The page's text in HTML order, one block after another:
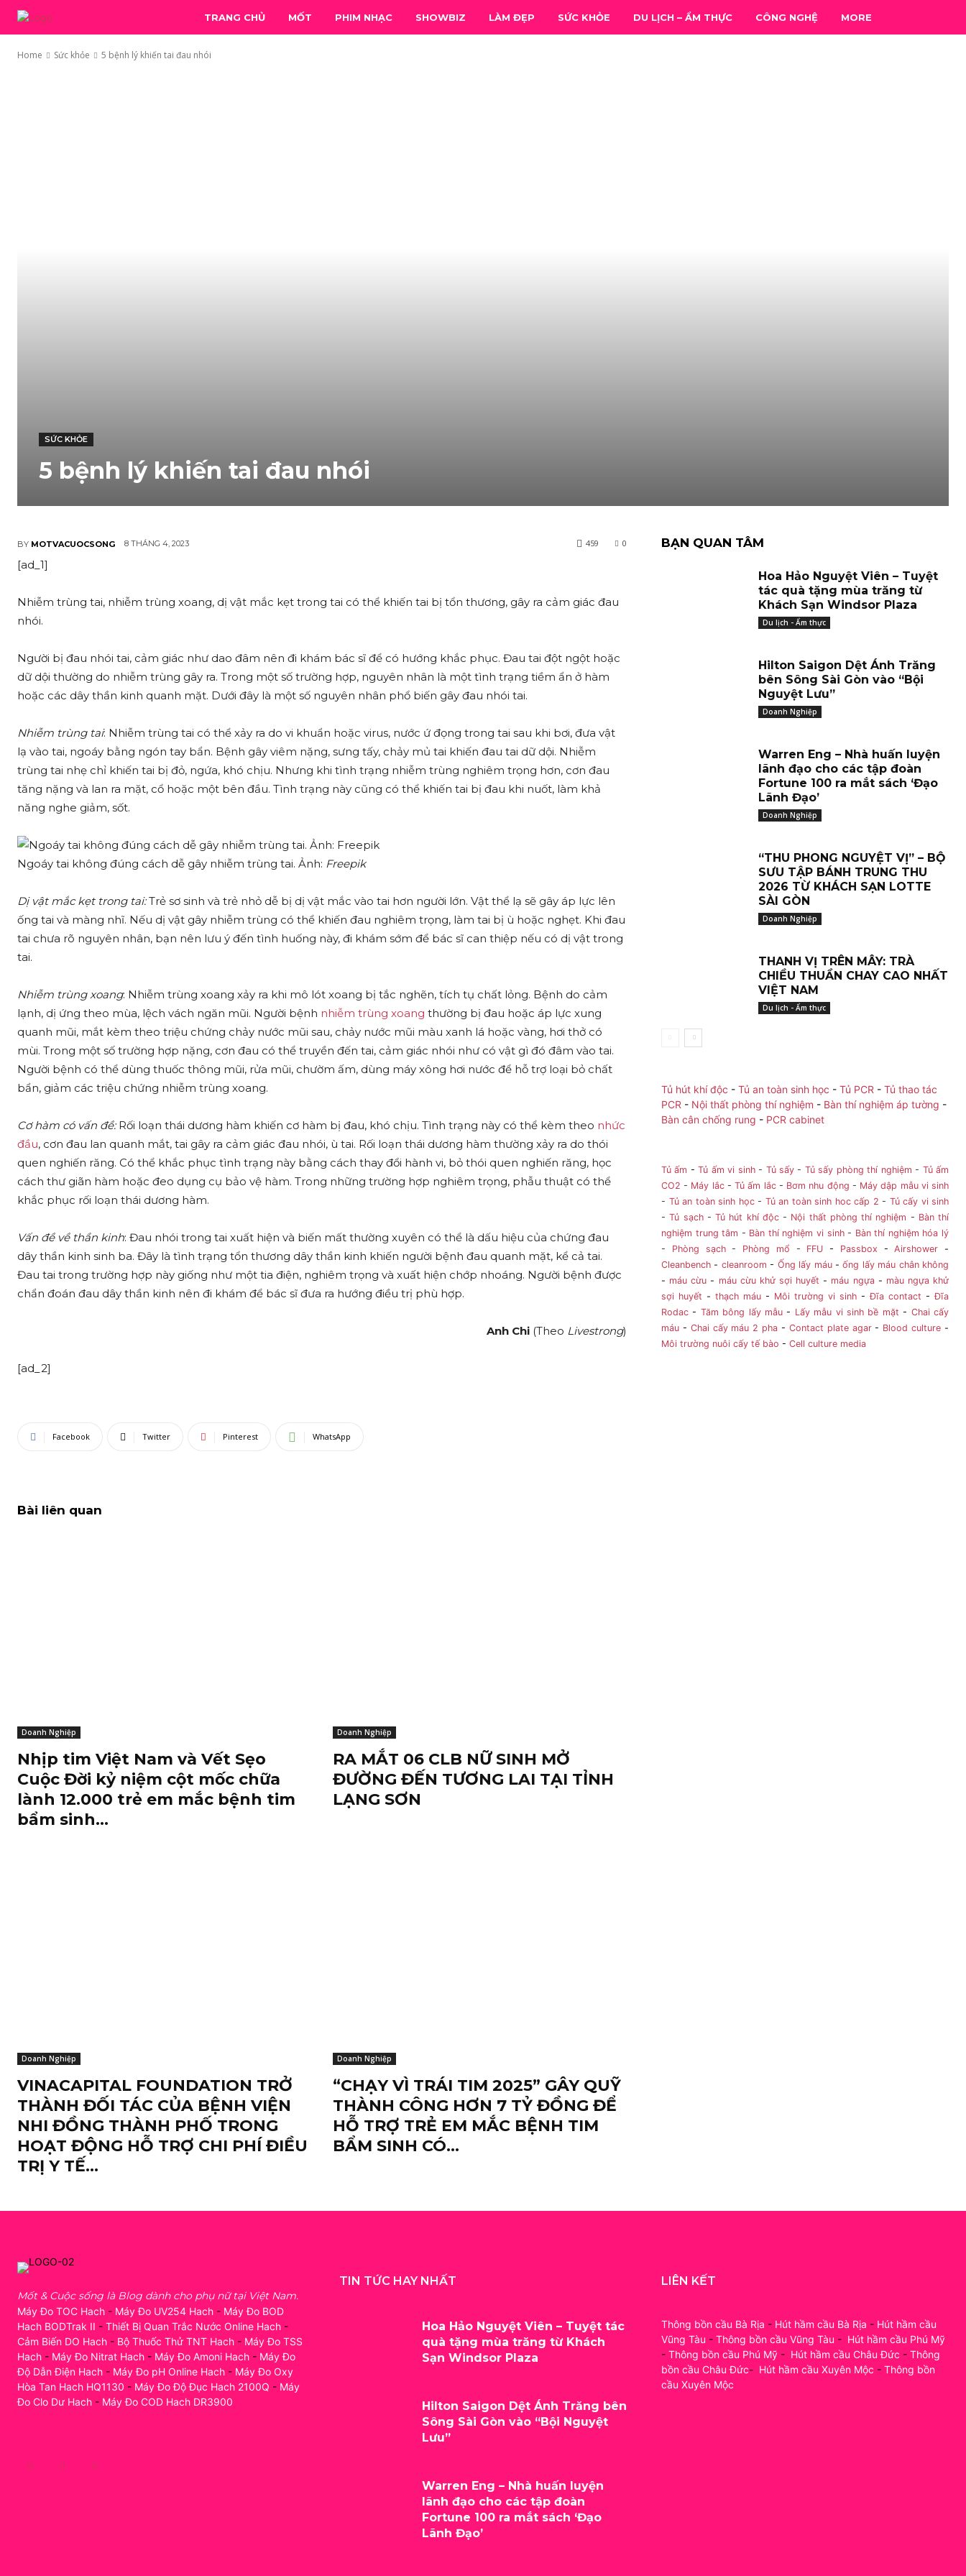
TRANG CHỦ MỐT PHIM NHẠC SHOWBIZ LÀM ĐẸP SỨC KHỎE DU LỊCH – ẨM THỰC CÔNG NGHỆ MORE
Home Sức khỏe 5 bệnh lý khiến tai đau nhói
SỨC KHỎE
5 bệnh lý khiến tai đau nhói
BY MOTVACUOCSONG 8 THÁNG 4, 2023 0
459
[ad_1]
Nhiễm trùng tai, nhiễm trùng xoang, dị vật mắc kẹt trong tai có thể khiến tai bị tổn thương, gây ra cảm giác đau
nhói.
Người bị đau nhói tai, cảm giác như dao đâm nên đi khám bác sĩ để có hướng khắc phục. Đau tai đột ngột hoặc
dữ dội thường do nhiễm trùng gây ra. Trong một số trường hợp, nguyên nhân là một tình trạng tiềm ẩn ở hàm
hoặc các dây thần kinh quanh mặt. Dưới đây là một số nguyên nhân phổ biến gây đau nhói tai.
Nhiễm trùng tai: Nhiễm trùng tai có thể xảy ra do vi khuẩn hoặc virus, nước ứ đọng trong tai sau khi bơi, đưa vật
lạ vào tai, ngoáy bằng ngón tay bẩn. Bệnh gây viêm nặng, sưng tấy, chảy mủ tai khiến đau tai dữ dội. Nhiễm
trùng tai nhẹ chỉ khiến tai bị đỏ, ngứa, khó chịu. Nhưng khi tình trạng nhiễm trùng nghiêm trọng hơn, cơn đau
tăng nặng và lan ra mặt, cổ hoặc một bên đầu. Tình trạng này cũng có thể khiến tai bị đau khi nuốt, làm khả
năng nghe giảm, sốt.
Ngoáy tai không đúng cách dễ gây nhiễm trùng tai. Ảnh: Freepik
Dị vật mắc kẹt trong tai:Trẻ sơ sinh và trẻ nhỏ dễ bị dị vật mắc vào tai hơn người lớn. Vật thể lạ sẽ gây áp lực lên
ống tai và màng nhĩ. Nếu dị vật gây nhiễm trùng có thể khiến đau nghiêm trọng, làm tai bị ù hoặc nghẹt. Khi đau
tai chưa rõ nguyên nhân, bạn nên lưu ý đến tình huống này, đi khám sớm để bác sĩ can thiệp nếu có dị vật trong
tai.
Nhiễm trùng xoang: Nhiễm trùng xoang xảy ra khi mô lót xoang bị tắc nghẽn, tích tụ chất lỏng. Bệnh do cảm
lạnh, dị ứng theo mùa, lệch vách ngăn mũi. Người bệnh nhiễm trùng xoang thường bị đau hoặc áp lực xung
quanh mũi, mắt kèm theo triệu chứng chảy nước mũi sau, chảy nước mũi màu xanh lá hoặc vàng, hơi thở có
mùi. Trong một số trường hợp nặng, cơn đau có thể truyền đến tai, cảm giác nhói như có vật gì đó đâm vào tai.
Người bệnh có thể dùng thuốc thông mũi, rửa mũi, chườm ấm, dùng máy xông hơi nước để hỗ trợ loại bỏ chất
bẩn, giảm các triệu chứng nhiễm trùng xoang.
Cơ hàm có vấn đề:Rối loạn thái dương hàm khiến cơ hàm bị đau, khó chịu. Tình trạng này có thể kèm theo nhức
đầu, cơn đau lan quanh mắt, tai gây ra cảm giác đau nhói, ù tai. Rối loạn thái dương hàm thường xảy ra do thói
quen nghiến răng. Có thể khắc phục tình trạng này bằng cách thay đổi hành vi, bỏ thói quen nghiến răng, học
cách thư giãn hàm hoặc đeo dụng cụ bảo vệ hàm. Trong những trường hợp nghiêm trọng, phẫu thuật có thể
khắc phục rối loạn thái dương hàm.
Vấn đề về thần kinh: Đau nhói trong tai xuất hiện và biến mất thường xuyên có thể là dấu hiệu của chứng đau
dây thần kinh sinh ba. Đây là tình trạng tổn thương dây thần kinh khiến người bệnh đau quanh mặt, kể cả tai.
Đau tai trong trường hợp này giống như một tia điện, nghiêm trọng và xuất hiện chớp nhoáng. Người bệnh được
chẩn đoán đau dây thần kinh nên đi khám để bác sĩ đưa ra hướng điều trị phù hợp.
Anh Chi (Theo Livestrong)
[ad_2]
Facebook Twitter Pinterest WhatsApp
Bài liên quan
Doanh Nghiệp
Nhịp tim Việt Nam và Vết Sẹo
Cuộc Đời kỷ niệm cột mốc chữa
lành 12.000 trẻ em mắc bệnh tim
bẩm sinh...
Doanh Nghiệp
RA MẮT 06 CLB NỮ SINH MỞ
ĐƯỜNG ĐẾN TƯƠNG LAI TẠI TỈNH
LẠNG SƠN
Doanh Nghiệp
VINACAPITAL FOUNDATION TRỞ
THÀNH ĐỐI TÁC CỦA BỆNH VIỆN
NHI ĐỒNG THÀNH PHỐ TRONG
HOẠT ĐỘNG HỖ TRỢ CHI PHÍ ĐIỀU
TRỊ Y TẾ...
Doanh Nghiệp
“CHẠY VÌ TRÁI TIM 2025” GÂY QUỸ
THÀNH CÔNG HƠN 7 TỶ ĐỒNG ĐỂ
HỖ TRỢ TRẺ EM MẮC BỆNH TIM
BẨM SINH CÓ...
BẠN QUAN TÂM
Hoa Hảo Nguyệt Viên – Tuyệt
tác quà tặng mùa trăng từ
Khách Sạn Windsor Plaza
Du lịch - Ẩm thực
Hilton Saigon Dệt Ánh Trăng
bên Sông Sài Gòn vào “Bội
Nguyệt Lưu”
Doanh Nghiệp
Warren Eng – Nhà huấn luyện
lãnh đạo cho các tập đoàn
Fortune 100 ra mắt sách ‘Đạo
Lãnh Đạo’
Doanh Nghiệp
“THU PHONG NGUYỆT VỊ” – BỘ
SƯU TẬP BÁNH TRUNG THU
2026 TỪ KHÁCH SẠN LOTTE
SÀI GÒN
Doanh Nghiệp
THANH VỊ TRÊN MÂY: TRÀ
CHIỀU THUẦN CHAY CAO NHẤT
VIỆT NAM
Du lịch - Ẩm thực
Tủ hút khí độc - Tủ an toàn sinh học - Tủ PCR - Tủ thao tác
PCR - Nội thất phòng thí nghiệm - Bàn thí nghiệm áp tường -
Bàn cân chống rung - PCR cabinet
Tủ ấm -Tủ ấm vi sinh- Tủ sấy - Tủ sấy phòng thí nghiệm - Tủ ấm
CO2 - Máy lắc-Tủ ấm lắc- Bơm nhu động - Máy dập mẫu vi sinh
- Tủ an toàn sinh học- Tủ an toàn sinh hoc cấp 2 - Tủ cấy vi sinh
-Tủ sạch- Tủ hút khí độc- Nội thất phòng thí nghiệm - Bàn thí
nghiệm trung tâm - Bàn thí nghiệm vi sinh- Bàn thí nghiệm hóa lý
- Phòng sạch- Phòng mổ - FFU - Passbox -Airshower -
Cleanbench - cleanroom - Ống lấy máu-ống lấy máu chân không
- máu cừu - máu cừu khử sợi huyết - máu ngựa- màu ngựa khử
sợi huyết - thạch máu - Môi trường vi sinh -Đĩa contact -Đĩa
Rodac - Tăm bông lấy mẫu - Lấy mẫu vi sinh bề mặt - Chai cấy
máu - Chai cấy máu 2 pha - Contact plate agar- Blood culture -
Môi trường nuôi cấy tế bào - Cell culture media
Mốt & Cuộc sống là Blog dành cho phụ nữ tại Việt Nam.
Máy Đo TOC Hach - Máy Đo UV254 Hach - Máy Đo BOD
Hach BODTrak II - Thiết Bị Quan Trắc Nước Online Hach -
Cảm Biến DO Hach - Bộ Thuốc Thử TNT Hach - Máy Đo TSS
Hach - Máy Đo Nitrat Hach - Máy Đo Amoni Hach - Máy Đo
Độ Dẫn Điện Hach - Máy Đo pH Online Hach - Máy Đo Oxy
Hòa Tan Hach HQ1130 - Máy Đo Độ Đục Hach 2100Q - Máy
Đo Clo Dư Hach - Máy Đo COD Hach DR3900
TIN TỨC HAY NHẤT
Hoa Hảo Nguyệt Viên – Tuyệt tác
quà tặng mùa trăng từ Khách
Sạn Windsor Plaza
Hilton Saigon Dệt Ánh Trăng bên
Sông Sài Gòn vào “Bội Nguyệt
Lưu”
Warren Eng – Nhà huấn luyện
lãnh đạo cho các tập đoàn
Fortune 100 ra mắt sách ‘Đạo
Lãnh Đạo’
LIÊN KẾT
Thông bồn cầu Bà Rịa - Hút hầm cầu Bà Rịa - Hút hầm cầu
Vũng Tàu - Thông bồn cầu Vũng Tàu - Hút hầm cầu Phú Mỹ
- Thông bồn cầu Phú Mỹ - Hút hầm cầu Châu Đức - Thông
bồn cầu Châu Đức- Hút hầm cầu Xuyên Mộc - Thông bồn
cầu Xuyên Mộc